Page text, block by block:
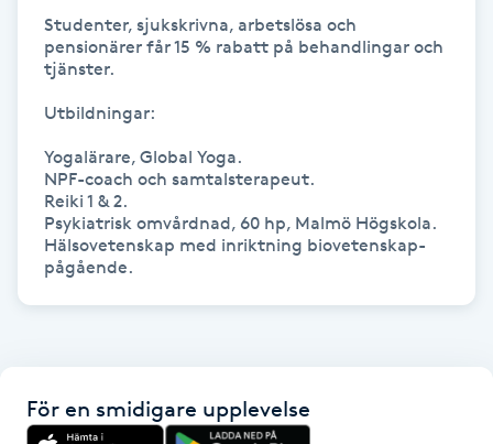
Huduppstramning
Hudvård
Hyaluronsyra
Hyperhidros
Hypnos
Hårbottenbehandling
Studenter, sjukskrivna, arbetslösa och
pensionärer får 15 % rabatt på behandlingar och
tjänster.
Utbildningar:
Yogalärare, Global Yoga.
NPF-coach och samtalsterapeut.
Reiki 1 & 2.
Psykiatrisk omvårdnad, 60 hp, Malmö Högskola.
Hälsovetenskap med inriktning biovetenskap-
pågående.
För en smidigare upplevelse